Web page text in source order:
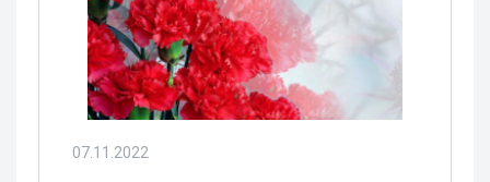
07.11.2022